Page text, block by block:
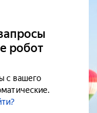
робот
с вашего